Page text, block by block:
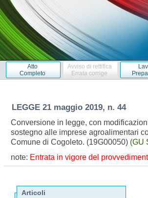
Atto
Completo
Avviso di rettifica
Errata corrige
LEGGE 21 maggio 2019, n. 44
Conversione in legge, con
sostegno alle imprese agroalimentari
Comune di Cogoleto. (19G00050) (GU
note: Entrata in vigore del